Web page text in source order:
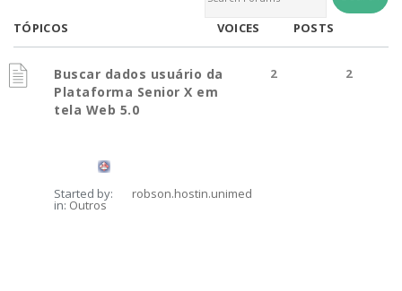
TÓPICOS VOICES POSTS
Buscar dados usuário da
Plataforma Senior X em
tela Web 5.0
Started by: robson.hostin.unimed
in: Outros
2 2